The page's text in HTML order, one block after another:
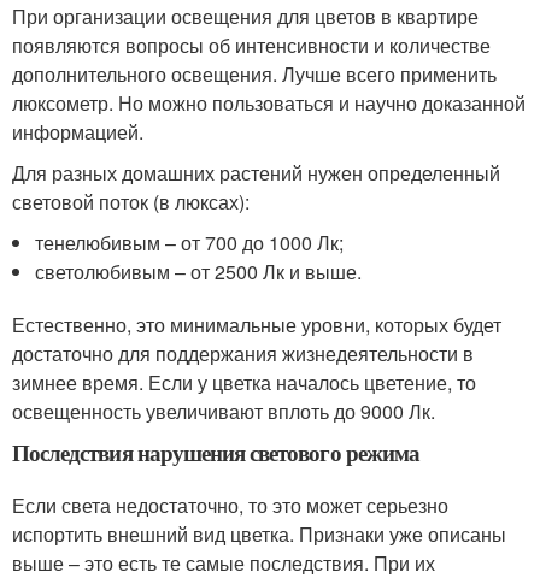
При организации освещения для цветов в квартире
появляются вопросы об интенсивности и количестве
дополнительного освещения. Лучше всего применить
люксометр. Но можно пользоваться и научно доказанной
информацией.
Для разных домашних растений нужен определенный
световой поток (в люксах):
тенелюбивым – от 700 до 1000 Лк;
светолюбивым – от 2500 Лк и выше.
Естественно, это минимальные уровни, которых будет
достаточно для поддержания жизнедеятельности в
зимнее время. Если у цветка началось цветение, то
освещенность увеличивают вплоть до 9000 Лк.
Последствия нарушения светового режима
Если света недостаточно, то это может серьезно
испортить внешний вид цветка. Признаки уже описаны
выше – это есть те самые последствия. При их